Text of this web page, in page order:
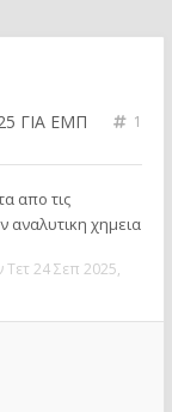
ΓΙΑ ΕΜΠ
1
απο τις
αναλυτικη χημεια
Τετ 24 Σεπ 2025,